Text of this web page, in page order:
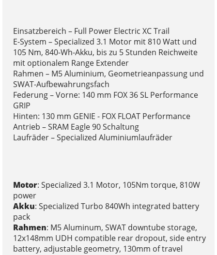
Einsatzbereich – Full Power Electric XC Trail
E-System – Specialized 3.1 Motor mit 810 Watt und
105 Nm, 840-Wh-Akku, bis zu 5 Stunden Reichweite
mit optionalem Range Extender
Rahmen – M5 Aluminium, Geometrieanpassung und
SWAT-Aufbewahrungsfach
Federung – Vorne: 140 mm FOX 36 SL Performance
GRIP
Hinten: 130 mm GENIE - FOX FLOAT Performance
Antrieb – SRAM Eagle 90 Schaltung
Laufräder – Specialized Aluminiumlaufräder
Motor: Specialized 3.1 Motor, 105Nm torque, 810W
power
Akku: Specialized Turbo 840Wh integrated battery
pack
Rahmen: M5 Aluminum, SWAT downtube storage,
12x148mm UDH compatible rear dropout, side entry
battery, adjustable geometry, 130mm of travel